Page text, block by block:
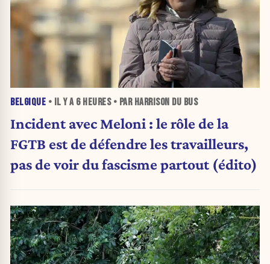
BELGIQUE • IL Y A 6 HEURES• PAR HARRISON DU BUS
Incident avec Meloni : le rôle de la
FGTB est de défendre les travailleurs,
pas de voir du fascisme partout (édito)